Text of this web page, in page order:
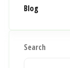
Blog
Search